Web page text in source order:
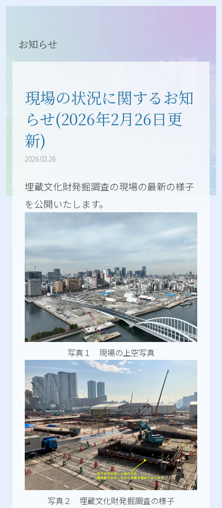
お知らせ
現場の状況に関するお知
らせ(2026年2月26日更
新)
2026.02.26
埋蔵文化財発掘調査の現場の最新の様子
を公開いたします。
写真１ 現場の上空写真
写真２ 埋蔵文化財発掘調査の様子